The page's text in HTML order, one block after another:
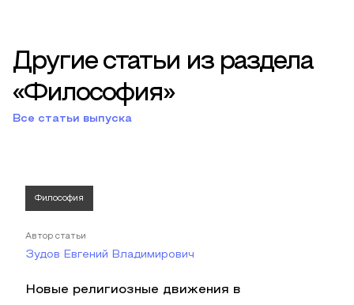
Другие статьи из раздела
«Философия»
Все статьи выпуска
Философия
Автор статьи
Зудов Евгений Владимирович
Новые религиозные движения в